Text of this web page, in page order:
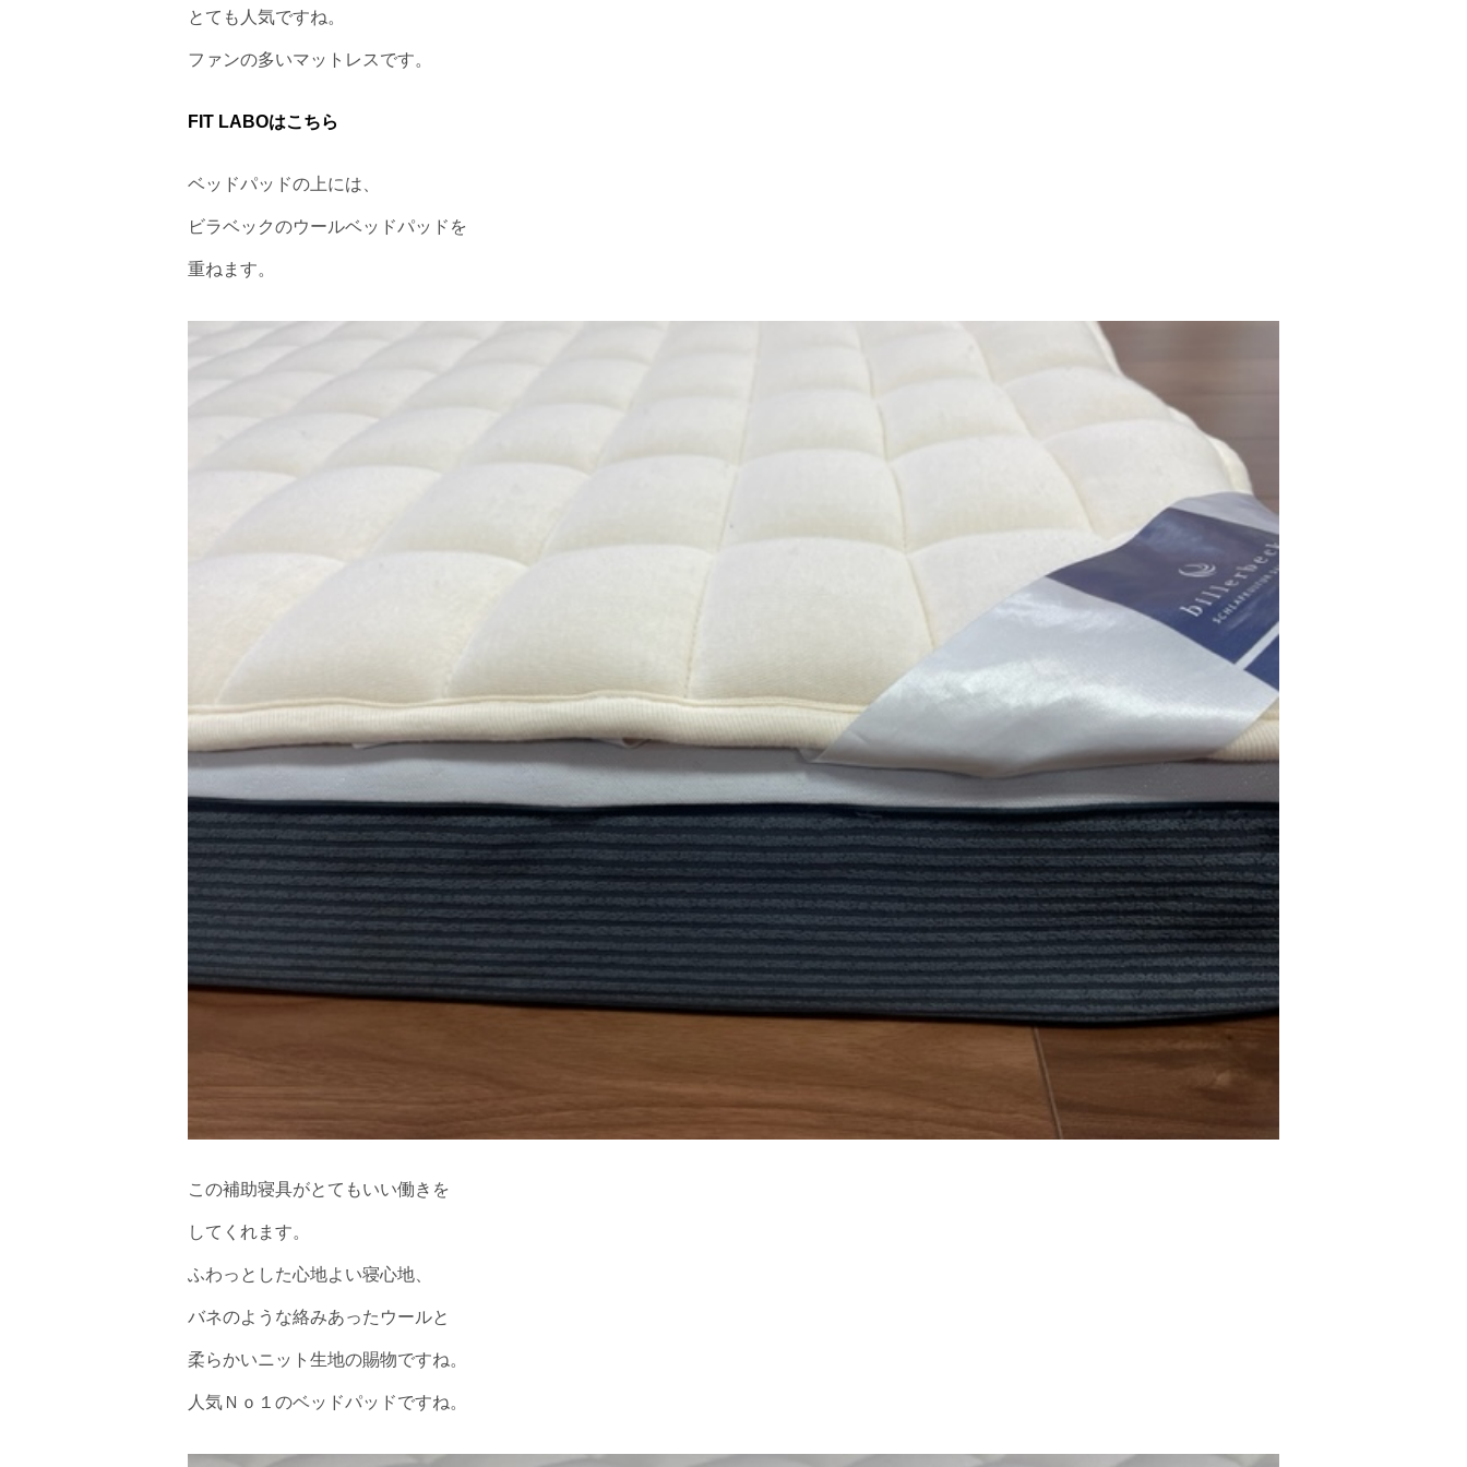
とても人気ですね。
ファンの多いマットレスです。
FIT LABOはこちら
ベッドパッドの上には、
ビラベックのウールベッドパッドを
重ねます。
この補助寝具がとてもいい働きを
してくれます。
ふわっとした心地よい寝心地、
バネのような絡みあったウールと
柔らかいニット生地の賜物ですね。
人気Ｎｏ１のベッドパッドですね。